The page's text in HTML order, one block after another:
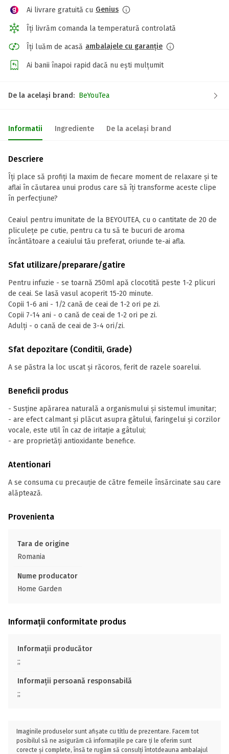
Ai livrare gratuită cu Genius
Îți livrăm comanda la temperatură controlată
Îți luăm de acasă ambalajele cu garanție
Ai banii înapoi rapid dacă nu ești mulțumit
De la același brand: BeYouTea
Informatii Ingrediente De la același brand
Descriere
Îți place să profiți la maxim de fiecare moment de relaxare și te
aflai în căutarea unui produs care să îți transforme aceste clipe
în perfecțiune?
Ceaiul pentru imunitate de la BEYOUTEA, cu o cantitate de 20 de
pliculețe pe cutie, pentru ca tu să te bucuri de aroma
încântătoare a ceaiului tău preferat, oriunde te-ai afla.
Sfat utilizare/preparare/gatire
Pentru infuzie - se toarnă 250ml apă clocotită peste 1-2 plicuri
de ceai. Se lasă vasul acoperit 15-20 minute.
Copii 1-6 ani - 1/2 cană de ceai de 1-2 ori pe zi.
Copii 7-14 ani - o cană de ceai de 1-2 ori pe zi.
Adulți - o cană de ceai de 3-4 ori/zi.
Sfat depozitare (Conditii, Grade)
A se păstra la loc uscat și răcoros, ferit de razele soarelui.
Beneficii produs
- Susține apărarea naturală a organismului și sistemul imunitar;
- are efect calmant și plăcut asupra gâtului, faringelui și corzilor
vocale, este util în caz de iritație a gâtului;
- are proprietăți antioxidante benefice.
Atentionari
A se consuma cu precauție de către femeile însărcinate sau care
alăptează.
Provenienta
Tara de origine
Romania
Nume producator
Home Garden
Informații conformitate produs
Informații producător
;;
Informații persoană responsabilă
;;
Imaginile produselor sunt afișate cu titlu de prezentare. Facem tot
posibilul să ne asigurăm că informațiile pe care ți le oferim sunt
corecte și complete, însă te rugăm să consulți întotdeauna ambalajul